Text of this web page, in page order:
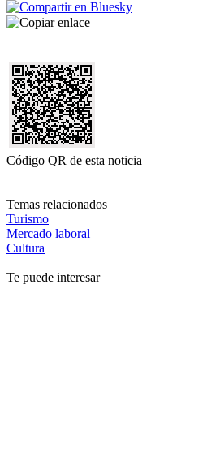
Código QR de esta noticia
Temas relacionados
Turismo
Mercado laboral
Cultura
Te puede interesar